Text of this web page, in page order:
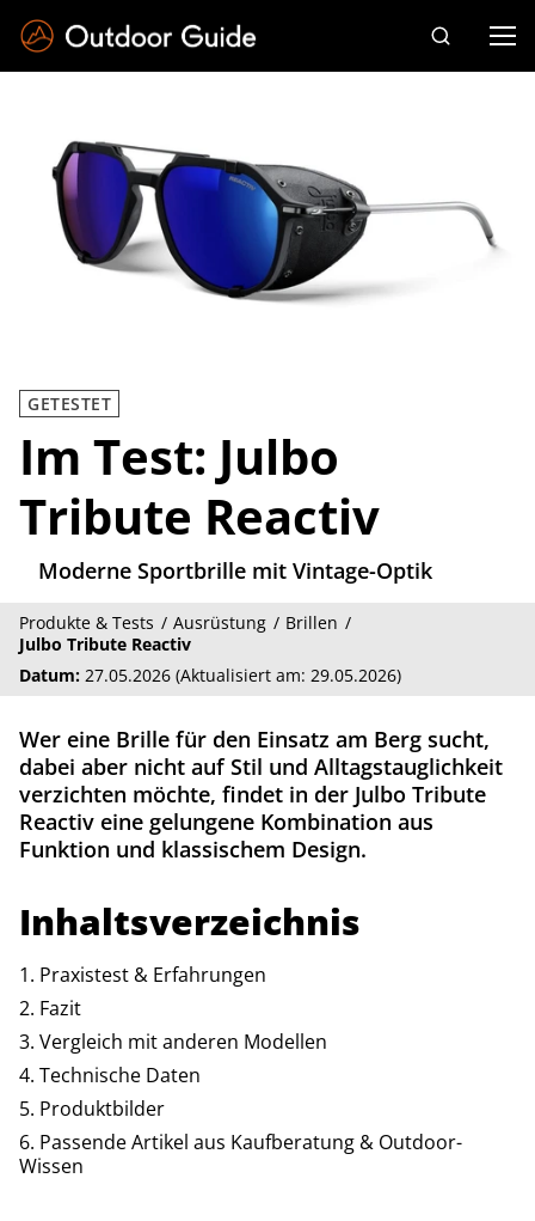
GETESTET
Im Test: Julbo
Tribute Reactiv
Moderne Sportbrille mit Vintage-Optik
Produkte & Tests Ausrüstung
Brillen
Julbo Tribute Reactiv
Datum: 27.05.2026 (Aktualisiert am: 29.05.2026)
Wer eine Brille für den Einsatz am Berg sucht,
dabei aber nicht auf Stil und Alltagstauglichkeit
verzichten möchte, findet in der Julbo Tribute
Reactiv eine gelungene Kombination aus
Funktion und klassischem Design.
Inhaltsverzeichnis
Praxistest & Erfahrungen
Fazit
Vergleich mit anderen Modellen
Technische Daten
Produktbilder
Passende Artikel aus Kaufberatung & Outdoor-
Wissen